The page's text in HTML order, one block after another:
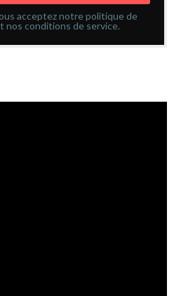
acceptez notre politique de
nos conditions de service.